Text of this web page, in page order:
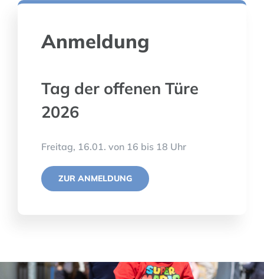
Anmeldung
Tag der offenen Türe
2026
Freitag, 16.01. von 16 bis 18 Uhr
ZUR ANMELDUNG